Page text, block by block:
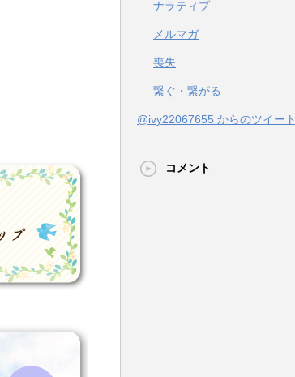
ナラティブ
メルマガ
喪失
繋ぐ・繋がる
@ivy22067655 からのツイート
コメント